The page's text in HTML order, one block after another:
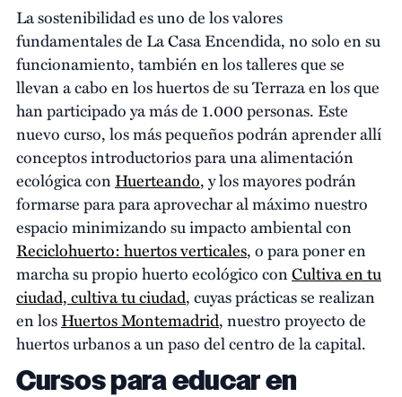
La sostenibilidad es uno de los valores
fundamentales de La Casa Encendida, no solo en su
funcionamiento, también en los talleres que se
llevan a cabo en los huertos de su Terraza en los que
han participado ya más de 1.000 personas. Este
nuevo curso, los más pequeños podrán aprender allí
conceptos introductorios para una alimentación
ecológica conHuerteando, y los mayores podrán
formarse para para aprovechar al máximo nuestro
espacio minimizando su impacto ambiental con
Reciclohuerto: huertos verticales, o para poner en
marcha su propio huerto ecológico conCultiva en tu
ciudad, cultiva tu ciudad, cuyas prácticas se realizan
en losHuertos Montemadrid, nuestro proyecto de
huertos urbanos a un paso del centro de la capital.
Cursos para educar en